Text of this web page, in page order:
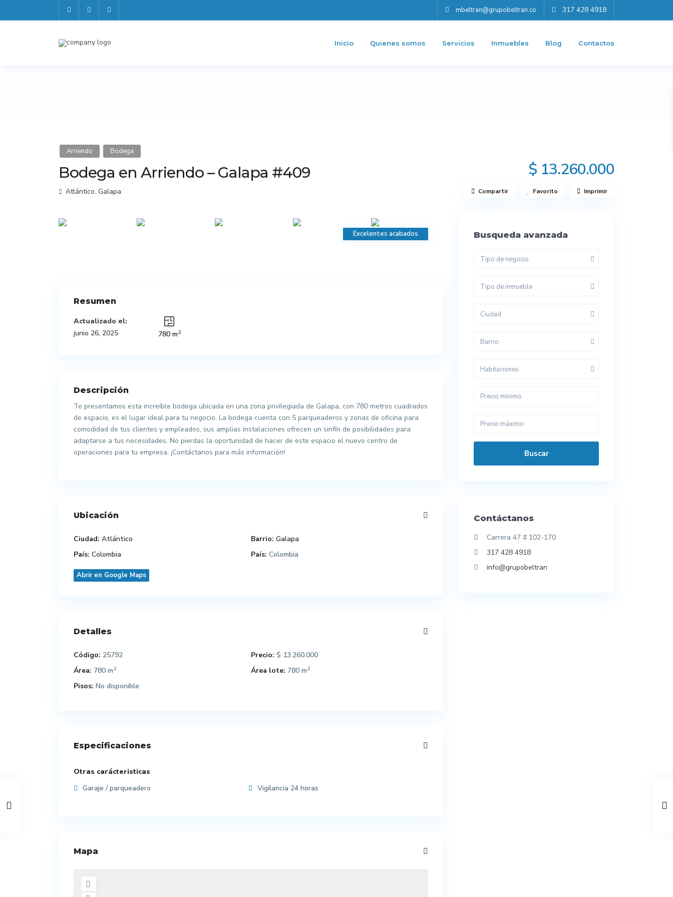
mbeltran@grupobeltran.co 317 428 4918
Inicio Quienes somos Servicios Inmuebles Blog Contactos
Arriendo Bodega
Bodega en Arriendo – Galapa #409 $ 13.260.000
Atlántico, Galapa Compartir Favorito Imprimir
Excelentes acabados
Resumen
Actualizado el:
junio 26, 2025
780 m2
Descripción
Te presentamos esta increíble bodega ubicada en una zona privilegiada de Galapa, con 780 metros cuadrados
de espacio, es el lugar ideal para tu negocio. La bodega cuenta con 5 parqueaderos y zonas de oficina para
comodidad de tus clientes y empleados, sus amplias instalaciones ofrecen un sinfín de posibilidades para
adaptarse a tus necesidades. No pierdas la oportunidad de hacer de este espacio el nuevo centro de
operaciones para tu empresa. ¡Contáctanos para más información!
Ubicación
Ciudad: Atlántico Barrio: Galapa
País: Colombia País: Colombia
Abrir en Google Maps
Detalles
Código: 25792 Precio: $ 13.260.000
Área: 780 m2 Área lote: 780 m2
Pisos: No disponible
Especificaciones
Otras carácteristicas
Garaje / parqueadero
Vigilancia 24 horas
Mapa
Busqueda avanzada
Tipo de negocio
Tipo de inmueble
Ciudad
Barrio
Habitaciones
Buscar
Contáctanos
Carrera 47 # 102-170
317 428 4918
info@grupobeltran